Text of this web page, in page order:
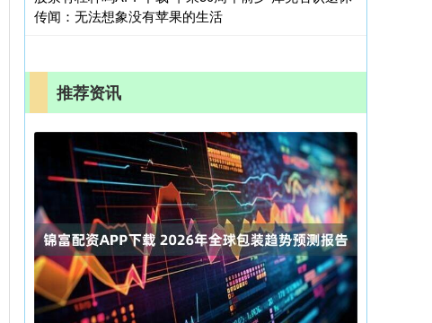
传闻：无法想象没有苹果的生活
推荐资讯